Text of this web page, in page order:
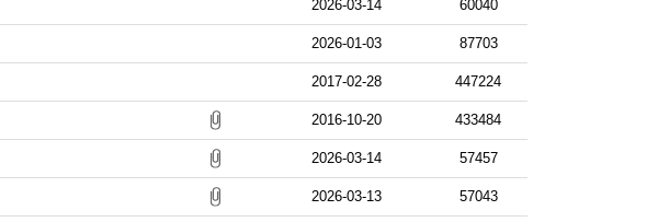
2026-03-14 60040
2026-01-03 87703
2017-02-28 447224
2016-10-20 433484
2026-03-14 57457
2026-03-13 57043